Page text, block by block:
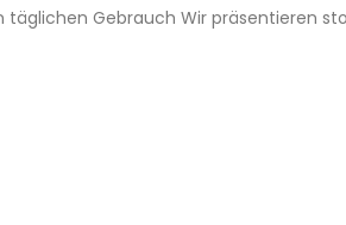
Gebrauch Wir präsentieren